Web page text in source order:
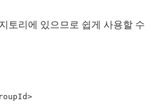
토리에 있으므로 쉽게 사용할 수